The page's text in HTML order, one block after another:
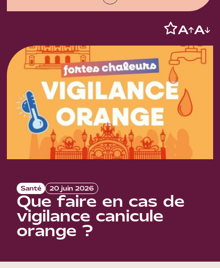
Santé 20 juin 2026
Que faire en cas de
vigilance canicule
orange ?